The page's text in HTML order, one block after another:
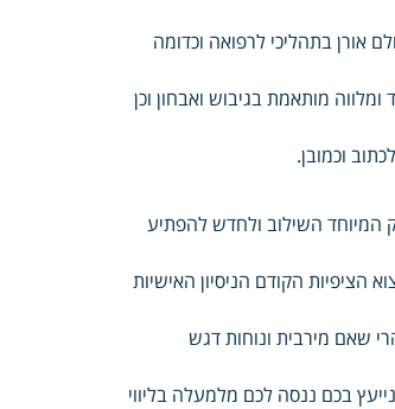
אורן בתהליכי לרפואה וכדומה
מותאמת בגיבוש ואבחון וכן
וכמובן.
המיוחד השילוב ולחדש להפתיע
הציפיות הקודם הניסיון האישיות
שאם מירבית ונוחות דגש
בכם ננסה לכם מלמעלה בליווי